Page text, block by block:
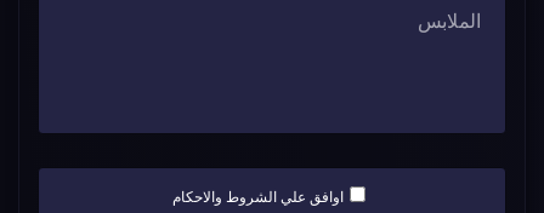
اوافق علي الشروط والاحكام